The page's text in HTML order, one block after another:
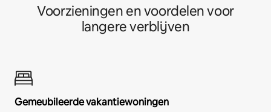
Voorzieningen en voordelen voor
langere verblijven
Gemeubileerde vakantiewoningen